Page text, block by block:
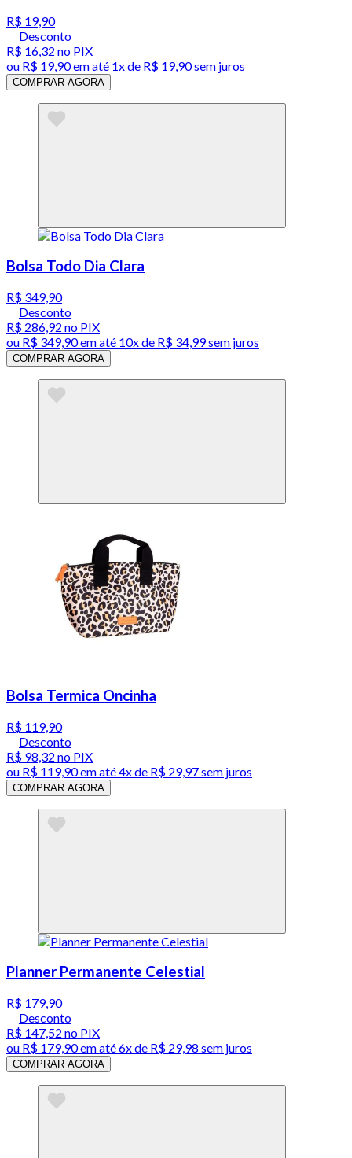
R$ 19,90
Desconto
R$ 16,32 no PIX
ou R$ 19,90em até 1x de R$ 19,90sem juros
COMPRAR AGORA
Bolsa Todo Dia Clara
R$ 349,90
Desconto
R$ 286,92 no PIX
ou R$ 349,90em até 10x de R$ 34,99 sem juros
COMPRAR AGORA
Bolsa Termica Oncinha
R$ 119,90
Desconto
R$ 98,32 no PIX
ou R$ 119,90em até4x de R$ 29,97 sem juros
COMPRAR AGORA
Planner Permanente Celestial
R$ 179,90
Desconto
R$ 147,52 no PIX
ou R$ 179,90em até6x de R$ 29,98 sem juros
COMPRAR AGORA